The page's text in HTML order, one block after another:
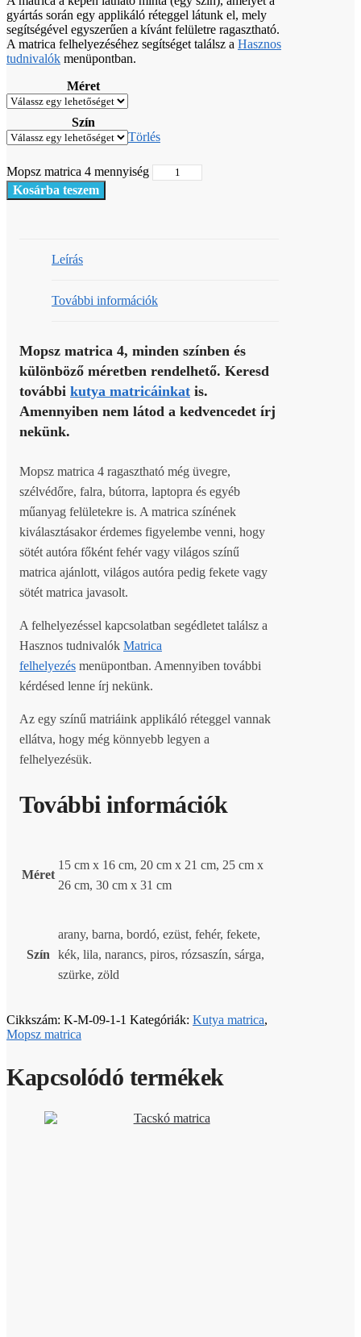
gyártás során egy applikáló réteggel látunk el, mely
segítségével egyszerűen a kívánt felületre ragasztható.
A matrica felhelyezéséhez segítséget találsz a Hasznos
tudnivalók menüpontban.
Méret
Szín
Törlés
Mopsz matrica 4 mennyiség
Kosárba teszem
Leírás
További információk
Mopsz matrica 4, minden színben és
különböző méretben rendelhető. Keresd
további kutya matricáinkat is.
Amennyiben nem látod a kedvencedet írj
nekünk.
Mopsz matrica 4 ragasztható még üvegre,
szélvédőre, falra, bútorra, laptopra és egyéb
műanyag felületekre is. A matrica színének
kiválasztásakor érdemes figyelembe venni, hogy
sötét autóra főként fehér vagy világos színű
matrica ajánlott, világos autóra pedig fekete vagy
sötét matrica javasolt.
A felhelyezéssel kapcsolatban segédletet találsz a
Hasznos tudnivalók Matrica
felhelyezés menüpontban. Amennyiben további
kérdésed lenne írj nekünk.
Az egy színű matriáink applikáló réteggel vannak
ellátva, hogy még könnyebb legyen a
felhelyezésük.
További információk
Méret
15 cm x 16 cm, 20 cm x 21 cm, 25 cm x
26 cm, 30 cm x 31 cm
Szín
arany, barna, bordó, ezüst, fehér, fekete,
kék, lila, narancs, piros, rózsaszín, sárga,
szürke, zöld
Cikkszám: K-M-09-1-1 Kategóriák: Kutya matrica,
Mopsz matrica
Kapcsolódó termékek